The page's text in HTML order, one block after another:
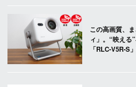
この高画質、
ィ」。“映える
「RLC-V5R-S